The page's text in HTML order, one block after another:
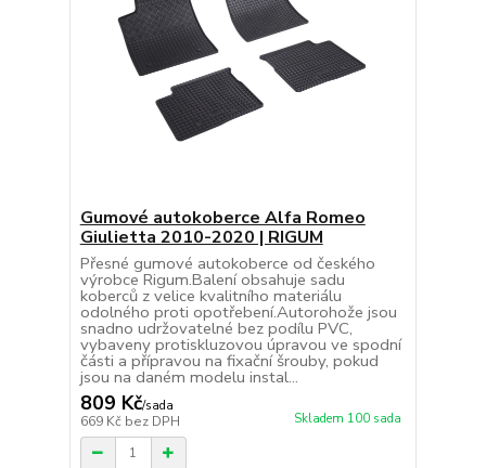
Gumové autokoberce Alfa Romeo
Giulietta 2010-2020 | RIGUM
Přesné gumové autokoberce od českého
výrobce Rigum.Balení obsahuje sadu
koberců z velice kvalitního materiálu
odolného proti opotřebení.Autorohože jsou
snadno udržovatelné bez podílu PVC,
vybaveny protiskluzovou úpravou ve spodní
části a přípravou na fixační šrouby, pokud
jsou na daném modelu instal...
809 Kč/sada
669 Kč bez DPH Skladem 100 sada